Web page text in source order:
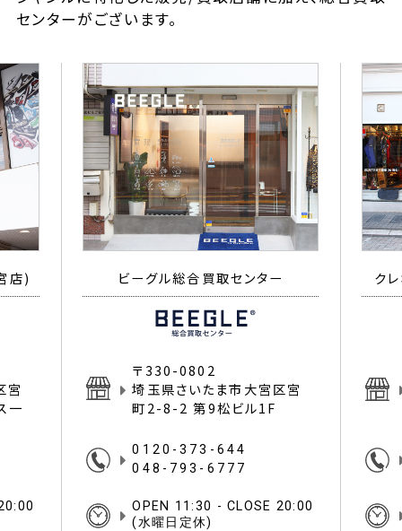
センターがございます。
店)
宮
一
ビーグル総合買取センター
〒330-0802
埼玉県さいたま市大宮区宮
町2-8-2 第9松ビル1F
0120-373-644
048-793-6777
OPEN 11:30 - CLOSE 20:00
(水曜日定休)
ク